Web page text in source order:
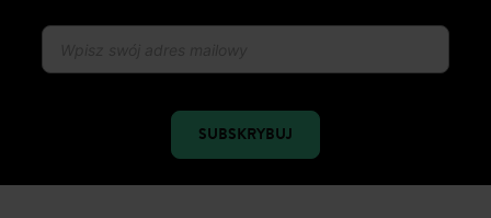
SUBSKRYBUJ